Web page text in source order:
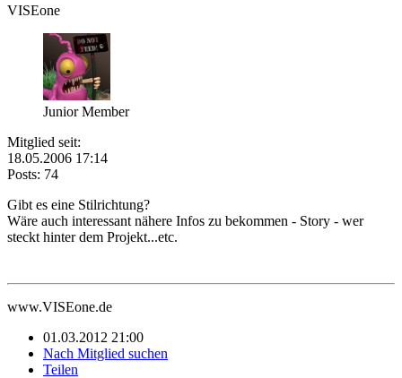
VISEone
Junior Member
Mitglied seit:
18.05.2006 17:14
Posts: 74
Gibt es eine Stilrichtung?
Wäre auch interessant nähere Infos zu bekommen - Story - wer
steckt hinter dem Projekt...etc.
www.VISEone.de
01.03.2012 21:00
Nach Mitglied suchen
Teilen